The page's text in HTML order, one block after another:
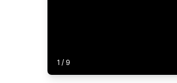
1 / 9